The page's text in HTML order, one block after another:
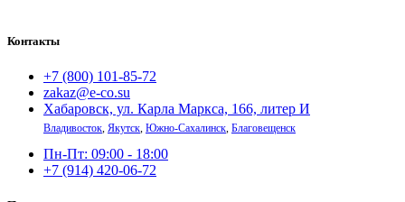
Контакты
+7 (800) 101-85-72
zakaz@e-co.su
Хабаровск, ул. Карла Маркса, 166, литер И
Владивосток, Якутск, Южно-Сахалинск, Благовещенск
Пн-Пт: 09:00 - 18:00
+7 (914) 420-06-72